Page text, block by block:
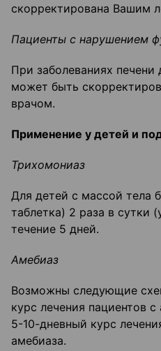
скорректирована Вашим
Пациенты с нарушением
При заболеваниях печени
может быть
врачом.
Применение у детей и
Трихомониаз
Для детей с массой тела
таблетка) 2 раза в сутки
течение 5 дней.
Амебиаз
Возможны следующие
курс лечения пациентов
5-10-дневный курс
амебиаза.